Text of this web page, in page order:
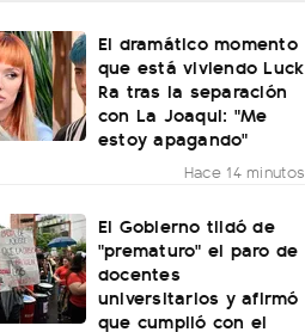
El dramático momento
que está viviendo Luck
Ra tras la separación
con La Joaqui: "Me
estoy apagando"
Hace 14 minutos
El Gobierno tildó de
"prematuro" el paro de
docentes
universitarios y afirmó
que cumplió con el